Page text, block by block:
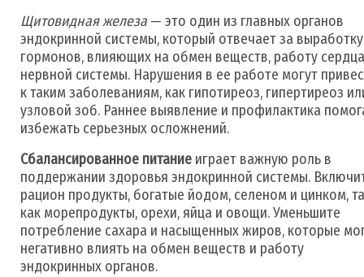
Щитовидная железа — это один из главных органов
эндокринной системы, который отвечает за выработку
гормонов, влияющих на обмен веществ, работу
нервной системы. Нарушения в ее работе могут
к таким заболеваниям, как гипотиреоз, гипертиреоз
узловой зоб. Раннее выявление и профилактика
избежать серьезных осложнений.
Сбалансированное питание играет важную роль в
поддержании здоровья эндокринной системы.
рацион продукты, богатые йодом, селеном и цинком,
как морепродукты, орехи, яйца и овощи. Уменьшите
потребление сахара и насыщенных жиров, которые
негативно влиять на обмен веществ и работу
эндокринных органов.